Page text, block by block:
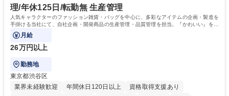
理/年休125日/転勤無 生産管理
人気キャラクターのファッション雑貨・バッグを中心に、多彩なアイテムの企画・製造を
手掛ける当社にて、自社企画・開発商品の生産管理・品質管理を担当。『かわいい』を届
けるやりがいのあるポジションです。
月給
26万円以上
勤務地
東京都渋谷区
業界未経験歓迎
年間休日120日以上
資格取得支援あり